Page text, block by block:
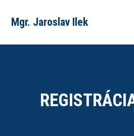
Mgr. Jaroslav Ilek